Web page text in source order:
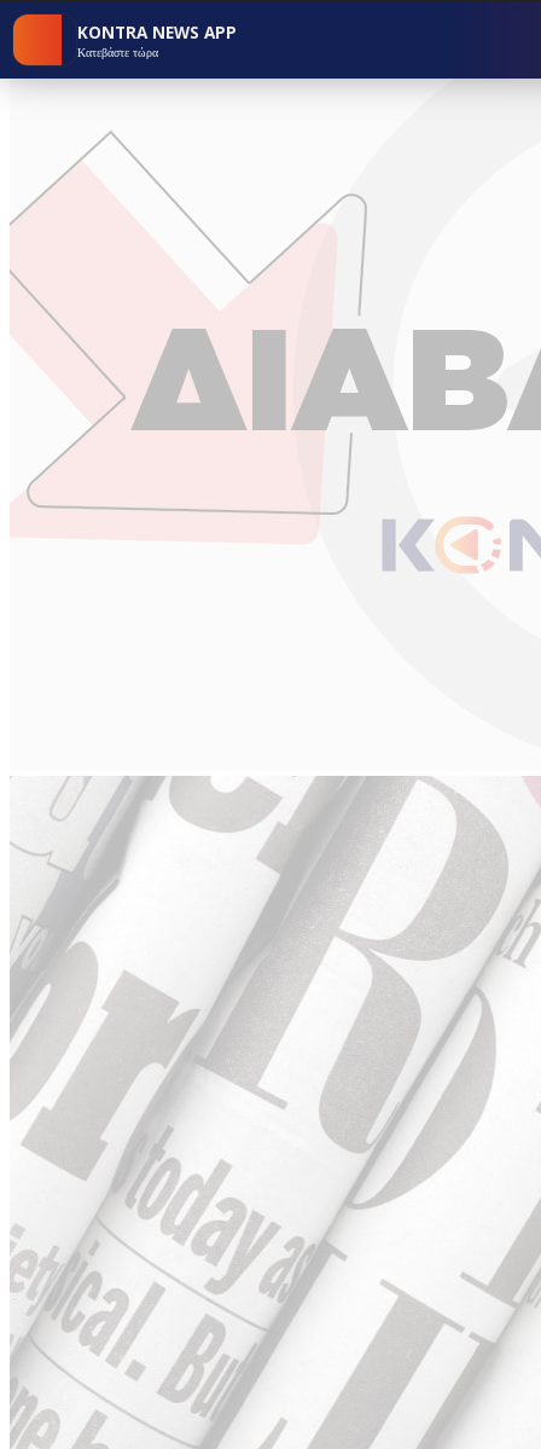
KONTRA NEWS APP
Κατεβάστε τώρα